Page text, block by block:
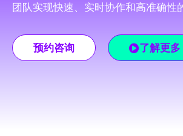
团队实现快速、实时协作和高准确性
预约咨询 了解更多